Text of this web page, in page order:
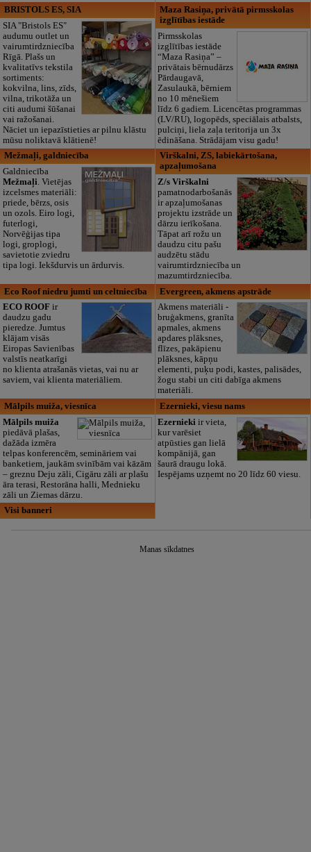
BRISTOLS ES, SIA
SIA "Bristols ES"
audumu outlet un
vairumtirdzniecība
Rīgā. Plašs un
kvalitatīvs tekstila
sortiments:
kokvilna, lins, zīds,
vilna, trikotāža un
citi audumi šūšanai
vai ražošanai.
Nāciet un iepazīstieties ar pilnu klāstu
mūsu noliktavā klātienē!
Maza Rasiņa, privātā pirmsskolas
izglītības iestāde
Pirmsskolas
izglītības iestāde
“Maza Rasiņa” –
privātais bērnudārzs
Pārdaugavā,
Zasulaukā, bērniem
no 10 mēnešiem
līdz 6 gadiem. Licencētas programmas
(LV/RU), logopēds, speciālais atbalsts,
pulciņi, liela zaļa teritorija un 3x
ēdināšana. Strādājam visu gadu!
Mežmaļi, galdniecība
Galdniecība
Mežmaļi. Vietējas
izcelsmes materiāli:
priede, bērzs, osis
un ozols. Eiro logi,
futerlogi,
Norvēģijas tipa
logi, groplogi,
savietotie zviedru
tipa logi. Iekšdurvis un ārdurvis.
Virškalni, ZS, labiekārtošana,
apzaļumošana
Z/s Virškalni
pamatnodarbošanās
ir apzaļumošanas
projektu izstrāde un
dārzu ierīkošana.
Tāpat arī rožu un
daudzu citu pašu
audzētu stādu
vairumtirdzniecība un
mazumtirdzniecība.
Eco Roof niedru jumti un celtniecība
ECO ROOFir
daudzu gadu
pieredze. Jumtus
klājam visās
Eiropas Savienības
valstīs neatkarīgi
no klienta atrašanās vietas, vai nu ar
saviem, vai klienta materiāliem.
Evergreen, akmens apstrāde
Akmens materiāli -
bruģakmens, granīta
apmales, akmens
apdares plāksnes,
flīzes, pakāpienu
plāksnes, kāpņu
elementi, puķu podi, kastes, palisādes,
žogu stabi un citi dabīga akmens
materiāli.
Mālpils muiža, viesnīca
Mālpils muiža
piedāvā plašas,
dažāda izmēra
telpas konferencēm, semināriem vai
banketiem, jaukām svinībām vai kāzām
– greznu Deju zāli, Cigāru zāli ar plašu
āra terasi, Restorāna halli, Mednieku
zāli un Ziemas dārzu.
Ezernieki, viesu nams
Ezernieki ir vieta,
kur varēsiet
atpūsties gan lielā
kompānijā, gan
šaurā draugu lokā.
Iespējams uzņemt no 20 līdz 60 viesu.
Visi banneri
Manas sīkdatnes